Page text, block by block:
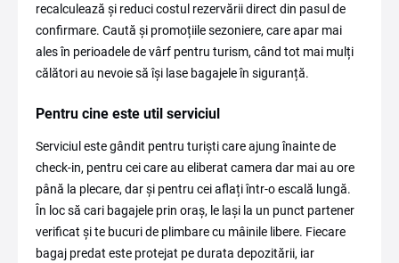
recalculează și reduci costul rezervării direct din pasul de
confirmare. Caută și promoțiile sezoniere, care apar mai
ales în perioadele de vârf pentru turism, când tot mai mulți
călători au nevoie să își lase bagajele în siguranță.
Pentru cine este util serviciul
Serviciul este gândit pentru turiști care ajung înainte de
check-in, pentru cei care au eliberat camera dar mai au ore
până la plecare, dar și pentru cei aflați într-o escală lungă.
În loc să cari bagajele prin oraș, le lași la un punct partener
verificat și te bucuri de plimbare cu mâinile libere. Fiecare
bagaj predat este protejat pe durata depozitării, iar